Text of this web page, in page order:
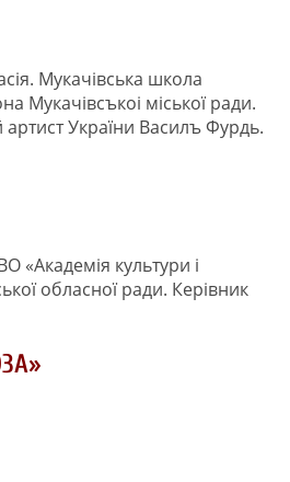
Мукачiвська школа
Мукачiвсъкоi мiської ради.
України Василъ Фурдь.
«Академія культури і
обласної ради. Керівник